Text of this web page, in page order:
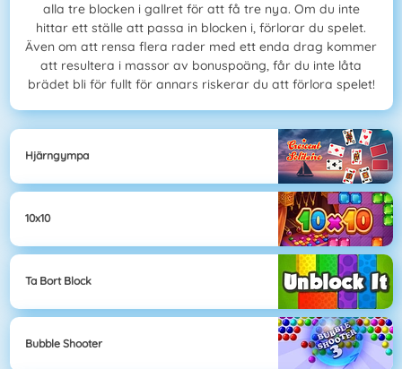
alla tre blocken i gallret för att få tre nya. Om du inte
hittar ett ställe att passa in blocken i, förlorar du spelet.
Även om att rensa flera rader med ett enda drag kommer
att resultera i massor av bonuspoäng, får du inte låta
brädet bli för fullt för annars riskerar du att förlora spelet!
Hjärngympa
10x10
Ta Bort Block
Bubble Shooter